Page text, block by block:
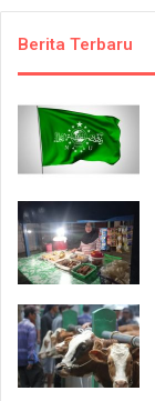
Berita Terbaru